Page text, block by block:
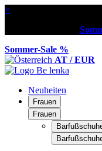
×
Sommer-Sale %
AT / EUR
Neuheiten
Frauen
Frauen